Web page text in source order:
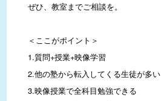
ぜひ、教室までご相談を。
＜ここがポイント＞
1.質問+授業+映像学習
2.他の塾から転入してくる生徒が多い
3.映像授業で全科目勉強できる